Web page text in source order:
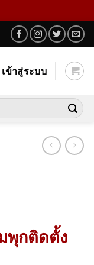
เข้าสู่ระบบ
พุกติดตั้ง